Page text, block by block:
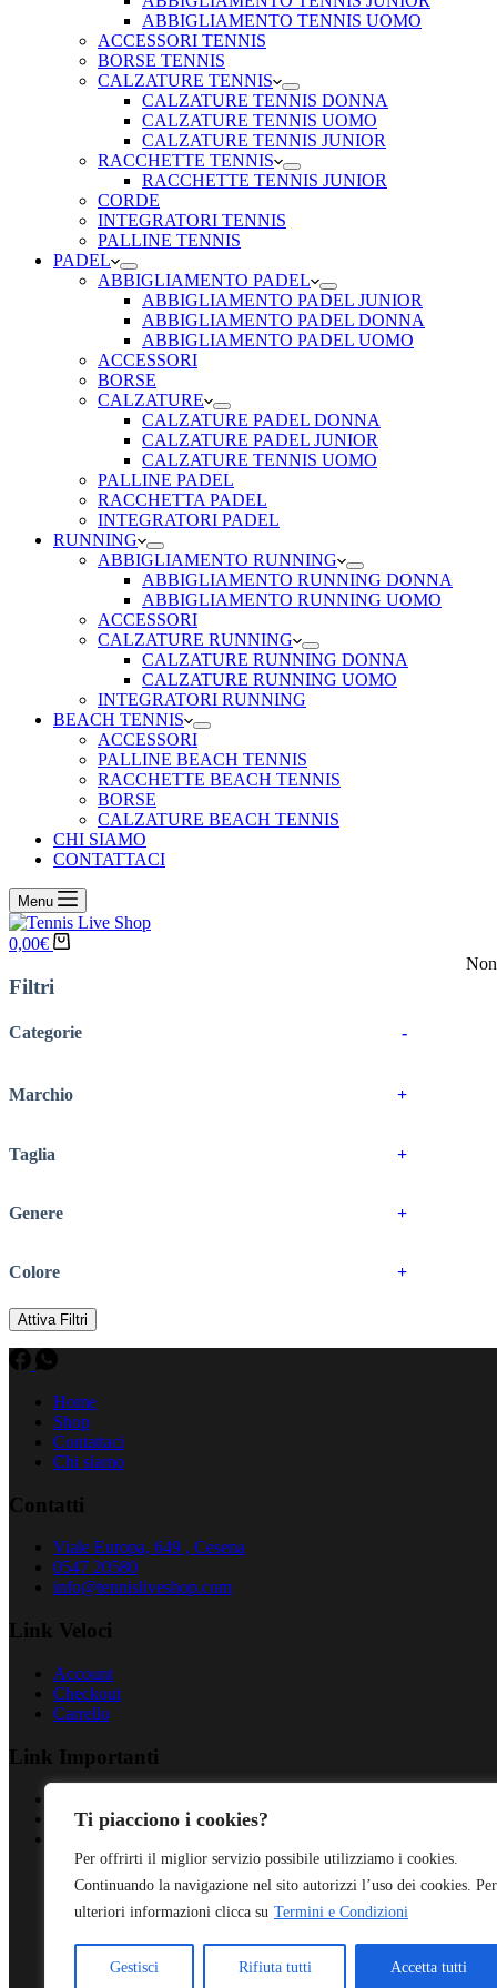
Ti piacciono i cookies?
Per offrirti il miglior servizio possibile utilizziamo i cookies.
Continuando la navigazione nel sito autorizzi l’uso dei cookies. Per
ulteriori informazioni clicca su Termini e Condizioni
Gestisci Rifiuta tutti Accetta tutti
ABBIGLIAMENTO TENNIS UOMO
ACCESSORI TENNIS
BORSE TENNIS
CALZATURE TENNIS
CALZATURE TENNIS DONNA
CALZATURE TENNIS UOMO
CALZATURE TENNIS JUNIOR
RACCHETTE TENNIS
RACCHETTE TENNIS JUNIOR
CORDE
INTEGRATORI TENNIS
PALLINE TENNIS
PADEL
ABBIGLIAMENTO PADEL
ABBIGLIAMENTO PADEL JUNIOR
ABBIGLIAMENTO PADEL DONNA
ABBIGLIAMENTO PADEL UOMO
ACCESSORI
BORSE
CALZATURE
CALZATURE PADEL DONNA
CALZATURE PADEL JUNIOR
CALZATURE TENNIS UOMO
PALLINE PADEL
RACCHETTA PADEL
INTEGRATORI PADEL
RUNNING
ABBIGLIAMENTO RUNNING
ABBIGLIAMENTO RUNNING DONNA
ABBIGLIAMENTO RUNNING UOMO
ACCESSORI
CALZATURE RUNNING
CALZATURE RUNNING DONNA
CALZATURE RUNNING UOMO
INTEGRATORI RUNNING
BEACH TENNIS
ACCESSORI
PALLINE BEACH TENNIS
RACCHETTE BEACH TENNIS
BORSE
CALZATURE BEACH TENNIS
CHI SIAMO
CONTATTACI
Menu
Carrello
0,00€
Filtri
Categorie -
Marchio +
Taglia +
Genere +
Colore +
Attiva Filtri
Home
Shop
Contattaci
Chi siamo
Contatti
Viale Europa, 649 , Cesena
0547 20580
info@tennisliveshop.com
Link Veloci
Account
Checkout
Carrello
Link Importanti
Cookies Policy